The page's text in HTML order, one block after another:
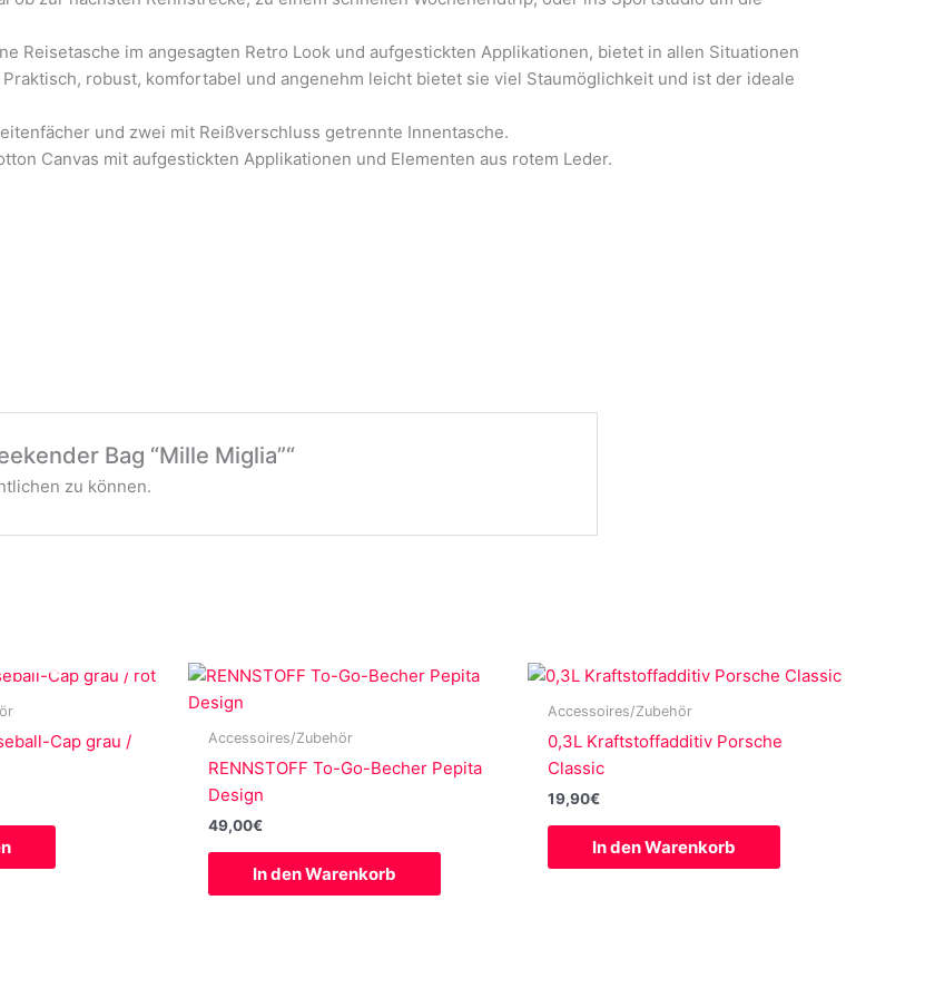
Reisetasche im angesagten Retro Look und aufgestickten Applikationen, bietet in allen Situationen
robust, komfortabel und angenehm leicht bietet sie viel Staumöglichkeit und ist der ideale
und zwei mit Reißverschluss getrennte Innentasche.
Canvas mit aufgestickten Applikationen und Elementen aus rotem Leder.
Bag “Mille Miglia”“
zu können.
Cap grau /
Accessoires/Zubehör
RENNSTOFF To-Go-Becher Pepita
Design
49,00€
In den Warenkorb
Accessoires/Zubehör
0,3L Kraftstoffadditiv Porsche
Classic
19,90€
In den Warenkorb